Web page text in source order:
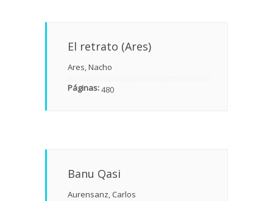
El retrato (Ares)
Ares, Nacho
Páginas:480
Banu Qasi
Aurensanz, Carlos